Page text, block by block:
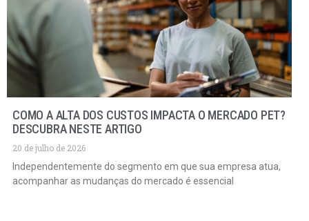
COMO A ALTA DOS CUSTOS IMPACTA O MERCADO PET?
DESCUBRA NESTE ARTIGO
20 de julho de 2026
Independentemente do segmento em que sua empresa atua,
acompanhar as mudanças do mercado é essencial